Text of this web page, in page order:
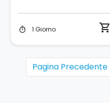
timer 1 Giorno shopping_cart
Pagina Precedente